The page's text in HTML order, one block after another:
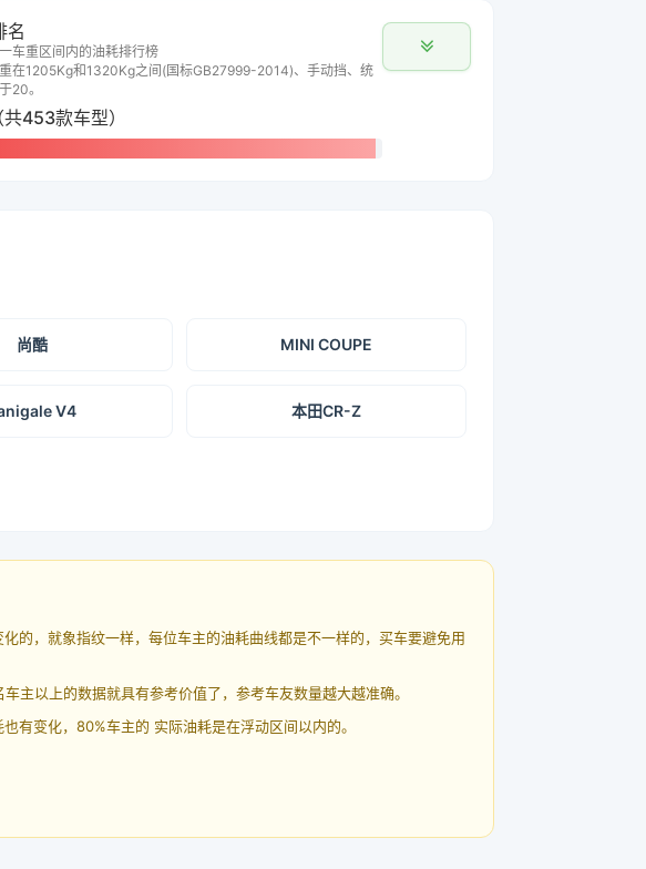
名
车重区间内的油耗排行榜
在1205Kg和1320Kg之间(国标GB27999-2014)、手动挡、统
20。
453款车型）
尚酷 MINI COUPE
V4 本田CR-Z
的，就象指纹一样，每位车主的油耗曲线都是不一样的，买车要避免用
主以上的数据就具有参考价值了，参考车友数量越大越准确。
有变化，80%车主的 实际油耗是在浮动区间以内的。